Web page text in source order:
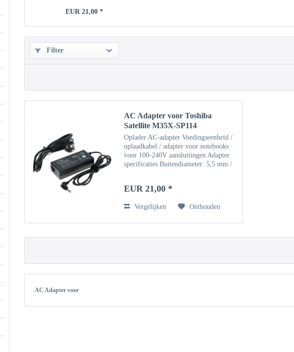
EUR 21,00 *
Filter
AC Adapter voor Toshiba
Satellite M35X-SP114
Oplader AC-adapter Voedingseenheid /
oplaadkabel / adapter voor notebooks
voor 100-240V aansluitingen Adapter
specificaties Buitendiameter: 5,5 mm /
EUR 21,00 *
Vergelijken Onthouden
AC Adapter voor